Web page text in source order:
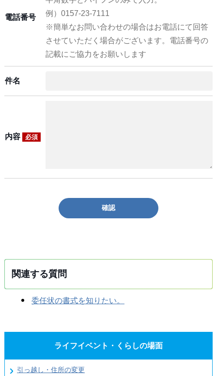
電話番号
例）0157-23-7111
※簡単なお問い合わせの場合はお電話にて回答
させていただく場合がございます。電話番号の
記載にご協力をお願いします
件名
内容 必須
確認
関連する質問
委任状の書式を知りたい。
ライフイベント・くらしの場面
引っ越し・住所の変更